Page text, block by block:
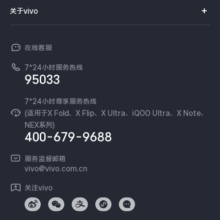
T系列
NEX系列
订单查询
查找手机
环保回收
安全公告
服务隐私政策
Log还原LUTs下载
vivo 办公套件
开放平台
vivo 企业业务
廉正合规
国补营业执照
无线电发射设备销售备案
关于vivo
工作机会
新闻资讯
可持续发展
vivo 蔡司影像
开发者社区
在线客服
7*24小时服务热线
95033
7*24小时尊享服务热线
(适用于X Fold、X Flip、X Ultra、iQOO Ultra、X Note、
NEX系列)
400-679-9688
服务监督邮箱
vivo@vivo.com.cn
关注vivo